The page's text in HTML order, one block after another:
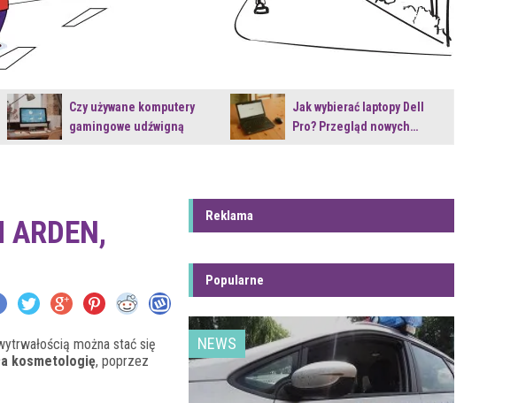
Czy używane komputery
gamingowe udźwigną
Jak wybierać laptopy Dell
Pro? Przegląd nowych…
ARDEN,
można stać się
kosmetologię, poprzez
Reklama
Popularne
NEWS